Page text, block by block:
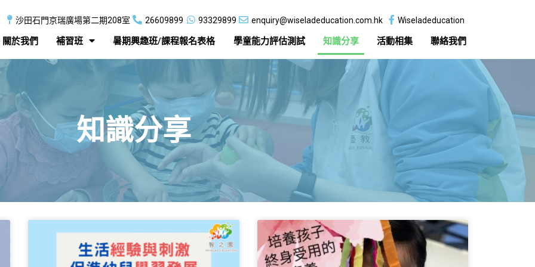
沙田石門京瑞廣場第二期208室 26609899 93329899 enquiry@wiseladeducation.com.hk Wiseladeducation
關於我們 補習班 暑期興趣班/課程報名​表格​ 學童能力評估測試 知識分享 活動相集 聯絡我們
知識分享